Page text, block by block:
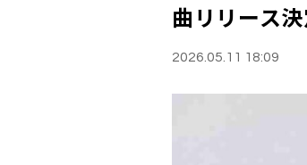
曲リリース
2026.05.11 18:09